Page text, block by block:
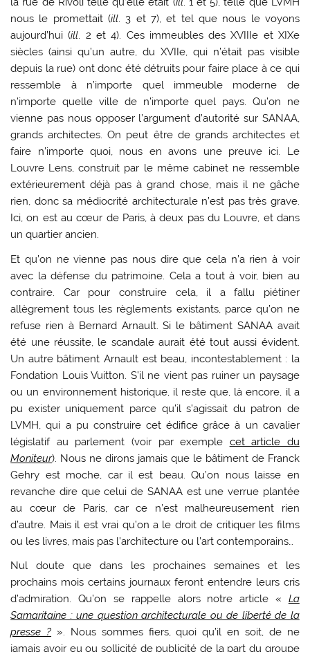
nous le promettait (ill. 3 et 7), et tel que nous le voyons
aujourd’hui (ill. 2 et 4). Ces immeubles des XVIIIe et XIXe
siècles (ainsi qu’un autre, du XVIIe, qui n’était pas visible
depuis la rue) ont donc été détruits pour faire place à ce qui
ressemble à n’importe quel immeuble moderne de
n’importe quelle ville de n’importe quel pays. Qu’on ne
vienne pas nous opposer l’argument d’autorité sur SANAA,
grands architectes. On peut être de grands architectes et
faire n’importe quoi, nous en avons une preuve ici. Le
Louvre Lens, construit par le même cabinet ne ressemble
extérieurement déjà pas à grand chose, mais il ne gâche
rien, donc sa médiocrité architecturale n’est pas très grave.
Ici, on est au cœur de Paris, à deux pas du Louvre, et dans
un quartier ancien.
Et qu’on ne vienne pas nous dire que cela n’a rien à voir
avec la défense du patrimoine. Cela a tout à voir, bien au
contraire. Car pour construire cela, il a fallu piétiner
allègrement tous les règlements existants, parce qu’on ne
refuse rien à Bernard Arnault. Si le bâtiment SANAA avait
été une réussite, le scandale aurait été tout aussi évident.
Un autre bâtiment Arnault est beau, incontestablement : la
Fondation Louis Vuitton. S’il ne vient pas ruiner un paysage
ou un environnement historique, il reste que, là encore, il a
pu exister uniquement parce qu’il s’agissait du patron de
LVMH, qui a pu construire cet édifice grâce à un cavalier
législatif au parlement (voir par exemple cet article du
Moniteur). Nous ne dirons jamais que le bâtiment de Franck
Gehry est moche, car il est beau. Qu’on nous laisse en
revanche dire que celui de SANAA est une verrue plantée
au cœur de Paris, car ce n’est malheureusement rien
d’autre. Mais il est vrai qu’on a le droit de critiquer les films
ou les livres, mais pas l’architecture ou l’art contemporains…
Nul doute que dans les prochaines semaines et les
prochains mois certains journaux feront entendre leurs cris
d’admiration. Qu’on se rappelle alors notre article « La
Samaritaine : une question architecturale ou de liberté de la
presse ? ». Nous sommes fiers, quoi qu’il en soit, de ne
jamais avoir eu ou sollicité de publicité de la part du groupe